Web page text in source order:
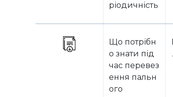
ріодичність
Що потрібн
о знати під
час перевез
ення пальн
ого